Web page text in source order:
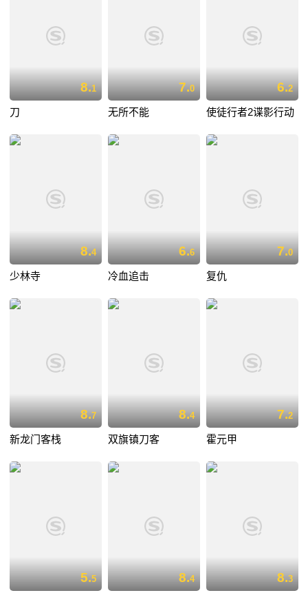
8.1
刀
7.0
无所不能
6.2
使徒行者2谍影行动
8.4
少林寺
6.6
冷血追击
7.0
复仇
8.7
新龙门客栈
8.4
双旗镇刀客
7.2
霍元甲
5.5 8.4 8.3